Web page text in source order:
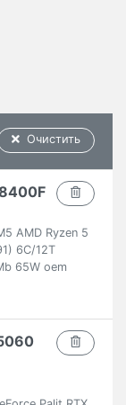
Очистить
AMD Ryzen 5
6C/12T
65W oem